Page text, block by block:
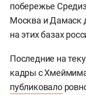
побережье
Москва и Дамаск
на этих базах
Последние на
кадры с
публиковало